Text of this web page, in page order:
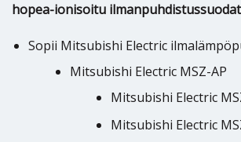
hopea-ionisoitu
Sopii Mitsubishi Electric
Mitsubishi Electric MSZ-AP
Mitsubishi Electric
Mitsubishi Electric